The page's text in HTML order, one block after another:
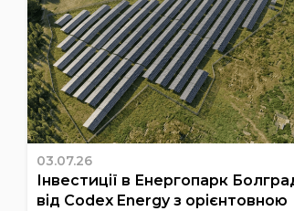
03.07.26
Інвестиції в Енергопарк
від Codex Energy з орієнтовною